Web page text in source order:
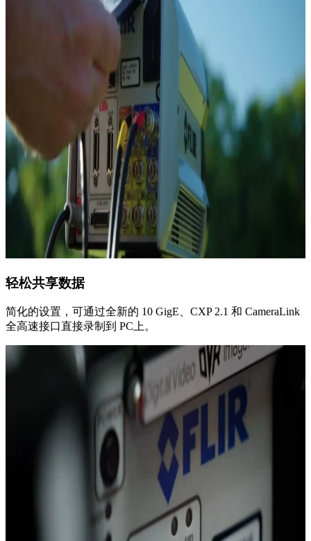
轻松共享数据
简化的设置，可通过全新的 10 GigE、CXP 2.1 和 CameraLink
全高速接口直接录制到 PC上。